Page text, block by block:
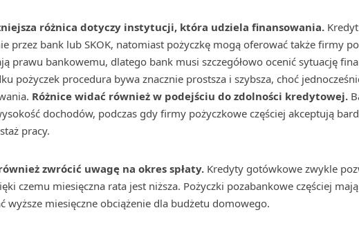
różnica dotyczy instytucji, która udziela finansowania.
przez bank lub SKOK, natomiast pożyczkę mogą oferować także firmy
prawu bankowemu, dlatego bank musi szczegółowo ocenić sytuację
pożyczek procedura bywa znacznie prostsza i szybsza, choć
Różnice widać również w podejściu do zdolności kredytowej.
dochodów, podczas gdy firmy pożyczkowe częściej akceptują
pracy.
zwrócić uwagę na okres spłaty. Kredyty gotówkowe zwykle
czemu miesięczna rata jest niższa. Pożyczki pozabankowe częściej
wyższe miesięczne obciążenie dla budżetu domowego.